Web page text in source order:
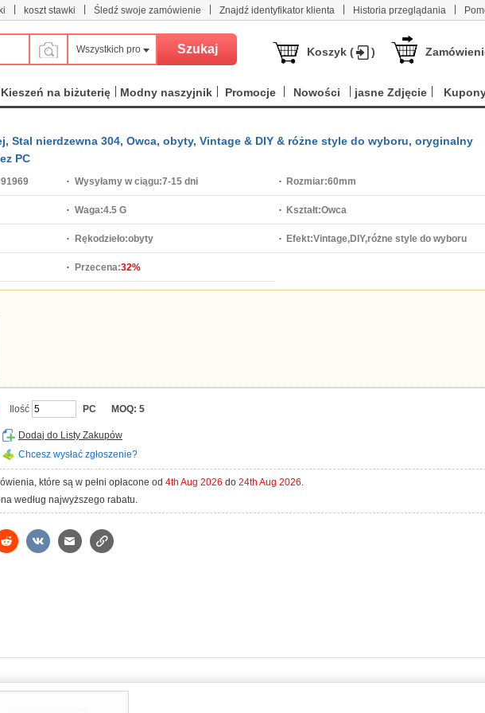
koszt stawki Śledź swoje zamówienie Znajdź identyfikator klienta Historia przeglądania
Wszystkich produktów Koszyk ( )
Kieszeń na biżuterię Modny naszyjnik Promocje Nowości jasne Zdjęcie
Stal nierdzewna 304, Owca, obyty, Vintage & DIY & różne style do wyboru, oryginalny
PC
Wysyłamy w ciągu:7-15 dni Rozmiar:60mm
Waga:4.5 G Kształt:Owca
Rękodzieło:obyty Efekt:Vintage,DIY,różne style do wyboru
Przecena:32%
Ilość PC MOQ: 5
Dodaj do Listy Zakupów
Chcesz wysłać zgłoszenie?
które są w pełni opłacone od 4th Aug 2026 do 24th Aug 2026.
według najwyższego rabatu.